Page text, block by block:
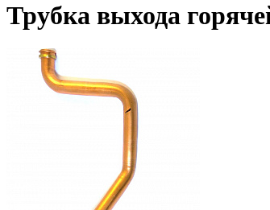
Трубка выхода